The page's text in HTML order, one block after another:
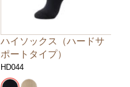
ハイソックス（ハードサ
ポートタイプ）
HD044